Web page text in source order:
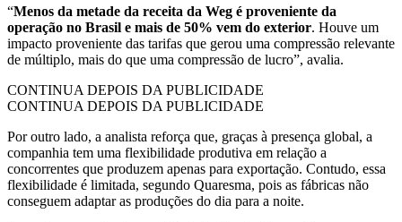
“Menos da metade da receita da Weg é proveniente da
operação no Brasil e mais de 50% vem do exterior. Houve um
impacto proveniente das tarifas que gerou uma compressão relevante
de múltiplo, mais do que uma compressão de lucro”, avalia.
CONTINUA DEPOIS DA PUBLICIDADE
CONTINUA DEPOIS DA PUBLICIDADE
Por outro lado, a analista reforça que, graças à presença global, a
companhia tem uma flexibilidade produtiva em relação a
concorrentes que produzem apenas para exportação. Contudo, essa
flexibilidade é limitada, segundo Quaresma, pois as fábricas não
conseguem adaptar as produções do dia para a noite.